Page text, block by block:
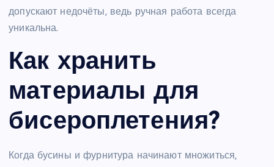
допускают недочёты, ведь ручная работа всегда
уникальна.
Как хранить
материалы для
бисероплетения?
Когда бусины и фурнитура начинают множиться,